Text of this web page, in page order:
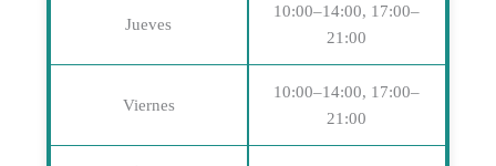
Jueves
10:00–14:00, 17:00–
21:00
Viernes
10:00–14:00, 17:00–
21:00